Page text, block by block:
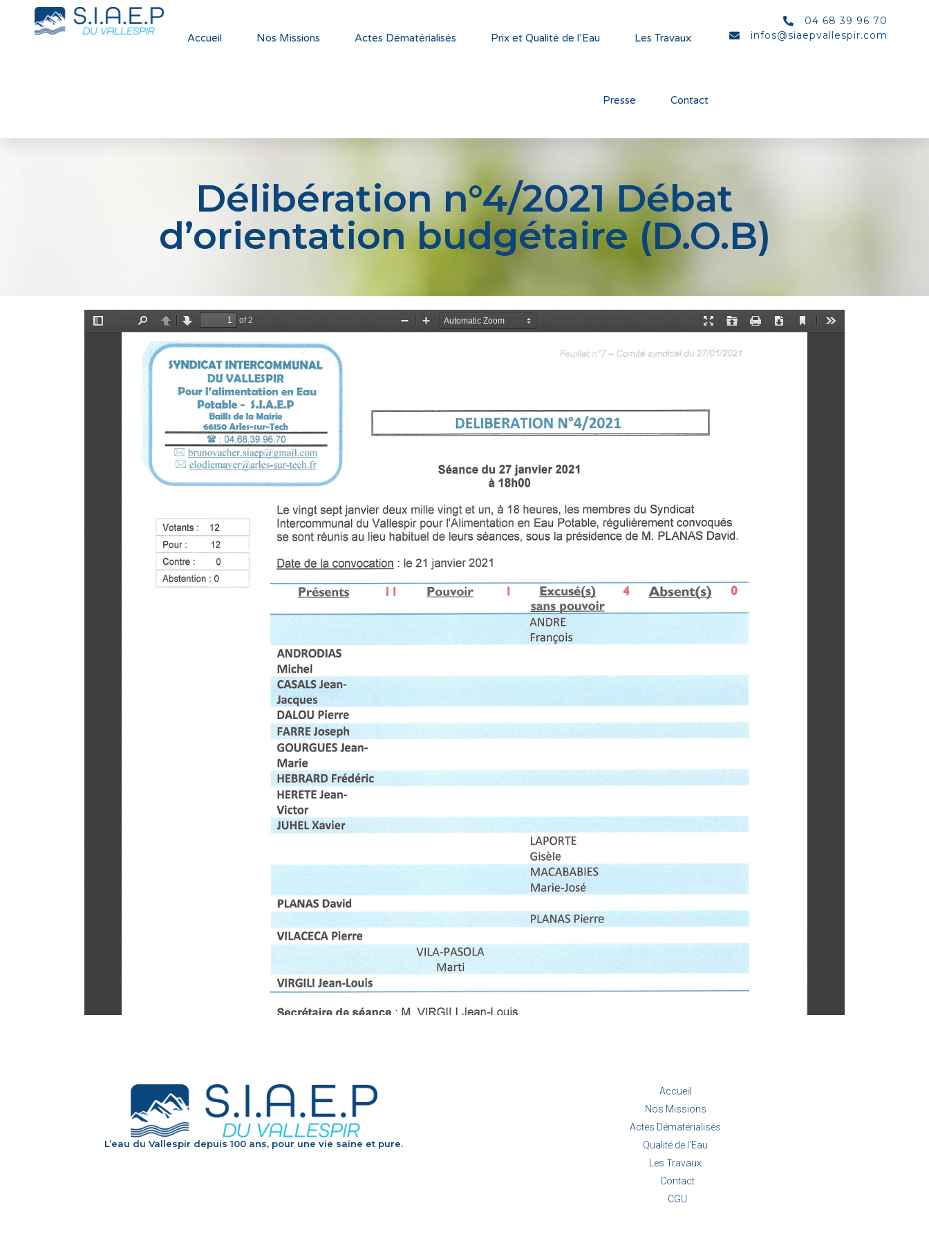
Accueil Nos Missions Actes Dématérialisés Prix et Qualité de l’Eau Les Travaux
Presse Contact
04 68 39 96 70
infos@siaepvallespir.com
Délibération n°4/2021 Débat
d’orientation budgétaire (D.O.B)
L’eau du Vallespir depuis 100 ans, pour une vie saine et pure.
Accueil
Nos Missions
Actes Dématérialisés
Qualité de l'Eau
Les Travaux
Contact
CGU